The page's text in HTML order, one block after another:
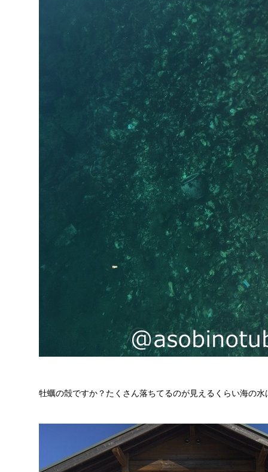
牡蠣の殻ですか？たくさん落ちてるのが見えるくらい海の水